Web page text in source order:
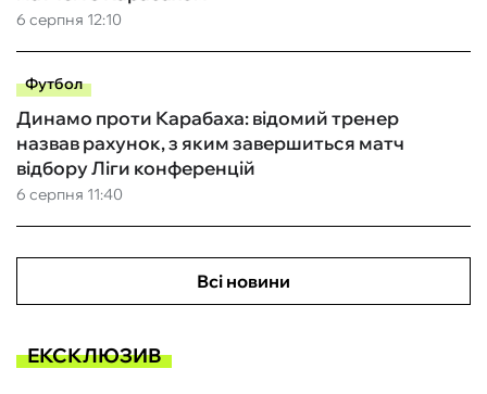
6 серпня 12:10
Футбол
6 серпня 11:40
Динамо проти Карабаха: відомий тренер
назвав рахунок, з яким завершиться матч
відбору Ліги конференцій
Всі новини
ЕКСКЛЮЗИВ